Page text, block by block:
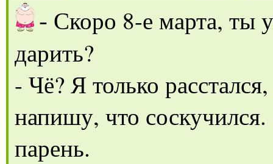
- Скоро 8-е марта, ты
дарить?
- Чё? Я только
напишу, что
парень.